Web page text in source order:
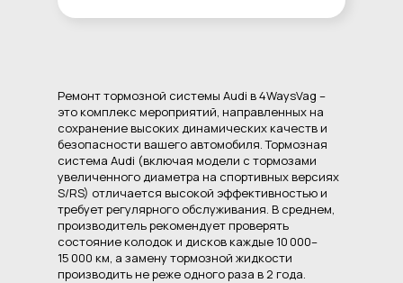
Ремонт тормозной системы Audi в 4WaysVag –
это комплекс мероприятий, направленных на
сохранение высоких динамических качеств и
безопасности вашего автомобиля. Тормозная
система Audi (включая модели с тормозами
увеличенного диаметра на спортивных версиях
S/RS) отличается высокой эффективностью и
требует регулярного обслуживания. В среднем,
производитель рекомендует проверять
состояние колодок и дисков каждые 10 000–
15 000 км, а замену тормозной жидкости
производить не реже одного раза в 2 года.